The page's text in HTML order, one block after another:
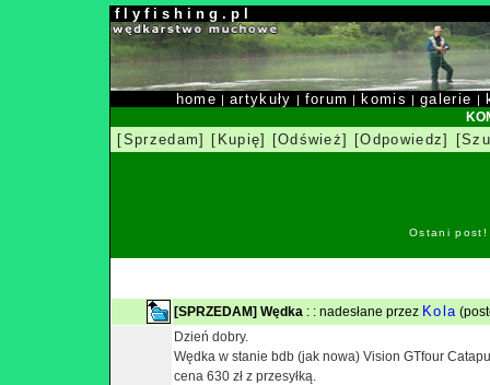
f l y f i s h i n g . p l
home |artykuły | forum | komis |galerie |
[Sprzedam] [Kupię] [Odśwież] [Odpowiedz]
Ostani post!
[SPRZEDAM] Wędka : : nadesłane przez Kola
Dzień dobry.
Wędka w stanie bdb (jak nowa) Vision GTfour
cena 630 zł z przesyłką.